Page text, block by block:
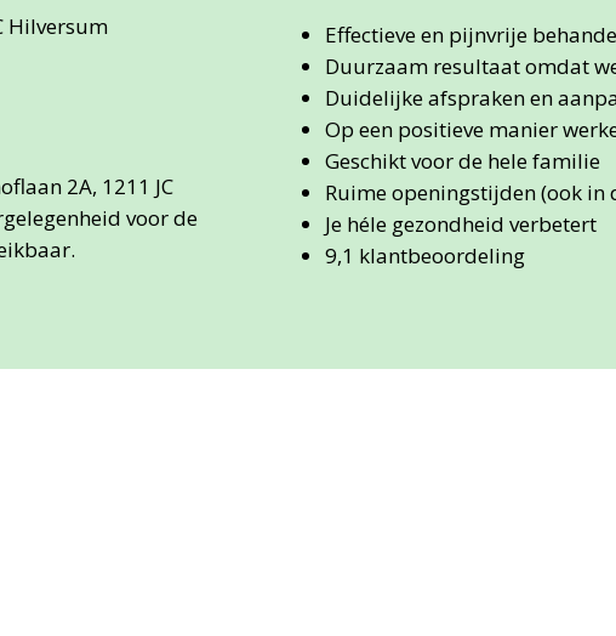
Hilversum
2A, 1211 JC
voor de
Effectieve en pijnvrije
Duurzaam resultaat omdat
Duidelijke afspraken en
Op een positieve manier
Geschikt voor de hele familie
Ruime openingstijden (ook in
Je héle gezondheid verbetert
9,1 klantbeoordeling